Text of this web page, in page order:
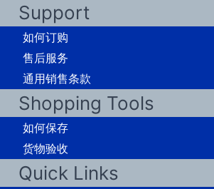
Support
如何订购
售后服务
通用销售条款
Shopping Tools
如何保存
货物验收
Quick Links